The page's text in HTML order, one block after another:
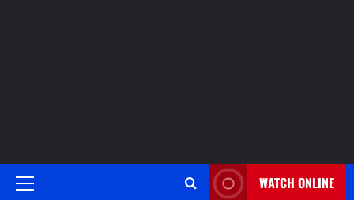
Primary
WATCH ONLINE